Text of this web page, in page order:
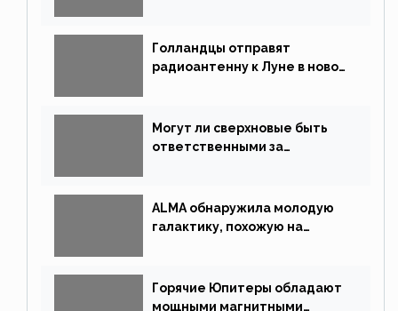
Голландцы отправят
радиоантенну к Луне в новой
Могут ли сверхновые быть
ответственными за
ALMA обнаружила молодую
галактику, похожую на
Горячие Юпитеры обладают
мощными магнитными